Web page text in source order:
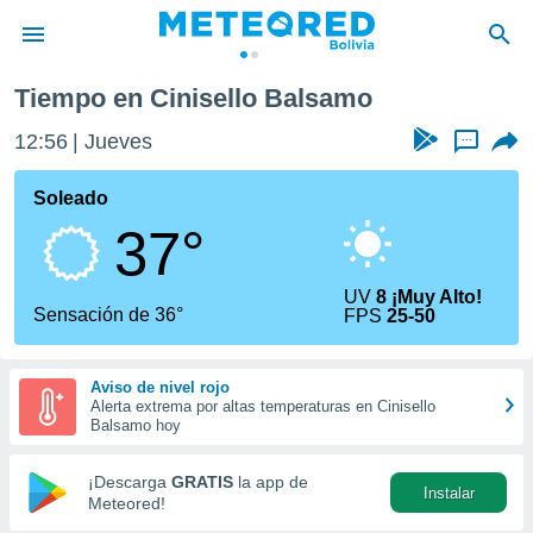
de
ha
calidad.
a este
las
y
forma
digital
basada
Tiempo en Cinisello Balsamo
12:56 Jueves ...
Soleado
37°
Sensación de 36°
UV8 ¡Muy Alto!
FPS25-50
Aviso de nivel rojo
Alerta extrema por altas temperaturas en Cinisello
Balsamo hoy
¡Descarga GRATIS la app de
Meteored!
Instalar